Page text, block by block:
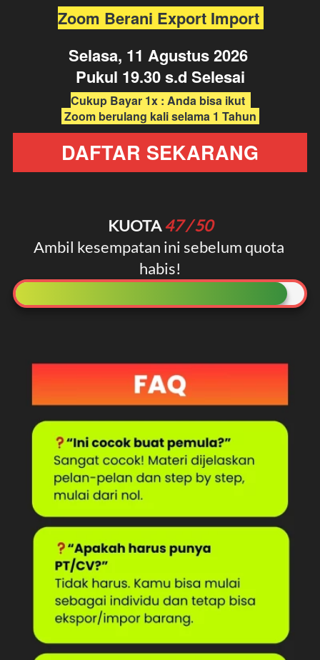
Zoom Berani Export Import
Selasa, 11 Agustus 2026
Pukul 19.30 s.d Selesai
Cukup Bayar 1x : Anda bisa ikut
Zoom berulang kali selama 1 Tahun
DAFTAR SEKARANG
KUOTA 47 / 50
Ambil kesempatan ini sebelum quota
habis!